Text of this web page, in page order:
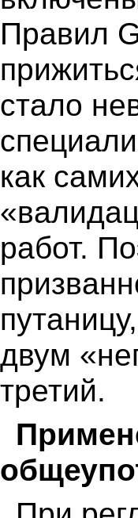
Правил
стало
как
работ.
двум
третий.